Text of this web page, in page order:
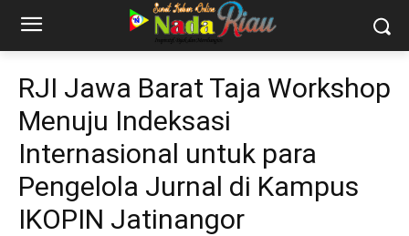
RJI Jawa Barat Taja Workshop
Menuju Indeksasi
Internasional untuk para
Pengelola Jurnal di Kampus
IKOPIN Jatinangor